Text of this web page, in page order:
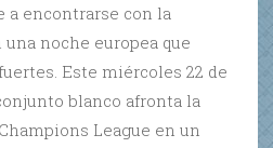
c
e
b
o
m
p
ar
ti
a encontrarse con la
noche europea que
Este miércoles 22 de
blanco afronta la
League en un